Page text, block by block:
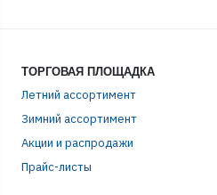
ТОРГОВАЯ ПЛОЩАДКА
Летний ассортимент
Зимний ассортимент
Акции и распродажи
Прайс-листы